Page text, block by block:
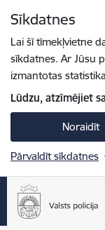
Sīkdatnes
Lai šī tīmekļvietne
sīkdatnes. Ar Jūsu
izmantotas
Lūdzu, atzīmējiet
Noraidīt
Pārvaldīt sīkdatnes